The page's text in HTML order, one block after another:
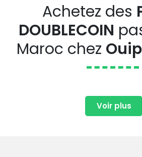
Achetez des
DOUBLECOIN
Maroc chez
Voir plus